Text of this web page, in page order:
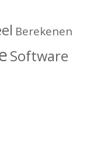
Berekenen
Software